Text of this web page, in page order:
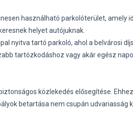
használható parkolóterület, amely
helyet autójuknak.
nyitva tartó parkoló, ahol a belvárosi
tartózkodáshoz vagy akár egész
közlekedés elősegítése.
betartása nem csupán udvariasság